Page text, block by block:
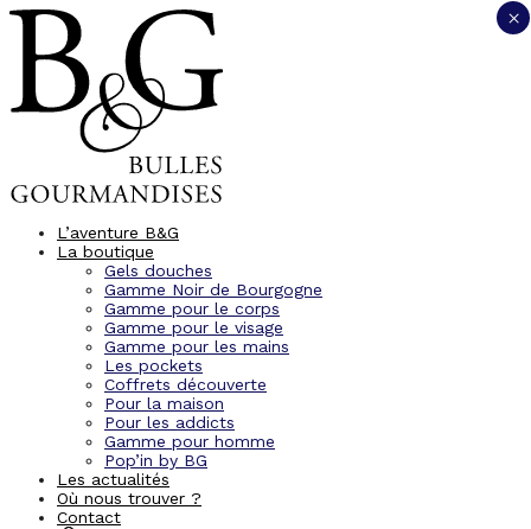
L’aventure B&G
La boutique
Gels douches
Gamme Noir de Bourgogne
Gamme pour le corps
Gamme pour le visage
Gamme pour les mains
Les pockets
Coffrets découverte
Pour la maison
Pour les addicts
Gamme pour homme
Pop’in by BG
Les actualités
Où nous trouver ?
Contact
×